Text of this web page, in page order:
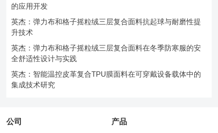
的应用开发
英杰：弹力布和格子摇粒绒三层复合面料抗起球与耐磨性提
升技术
英杰：弹力布和格子摇粒绒三层复合面料在冬季防寒服的安
全舒适性设计与实践
英杰：智能温控皮革复合TPU膜面料在可穿戴设备载体中的
集成技术研究
公司 产品